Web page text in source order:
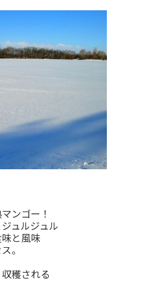
ンゴー！
ュルジュル
と風味
。
穫される